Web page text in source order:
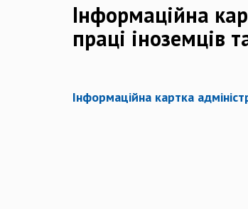
Інформаційна
праці іноземців
Інформаційна картка